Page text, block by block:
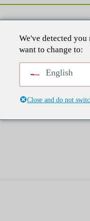
We've detected
want to change to:
English
Close and do not